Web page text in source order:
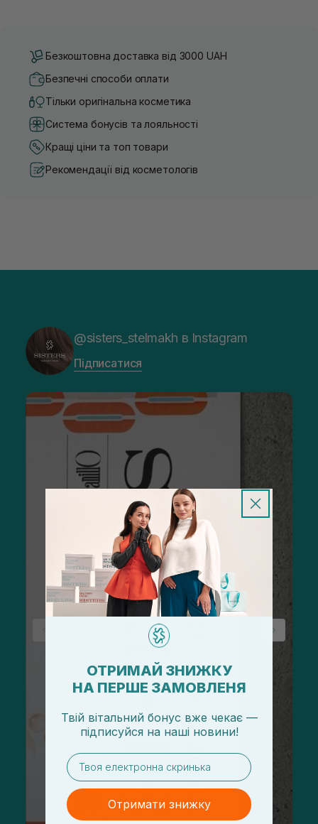
Безкоштовна доставка від 3000 UAH
Безпечні способи оплати
Тільки оригінальна косметика
Система бонусів та лояльності
Кращі ціни та топ товари
Рекомендації від косметологів
@sisters_stelmakh в Instagram
Підписатися
ОТРИМАЙ ЗНИЖКУ
НА ПЕРШЕ ЗАМОВЛЕНЯ
Твій вітальний бонус вже чекає —
підписуйся на наші новини!
email
Отримати знижку